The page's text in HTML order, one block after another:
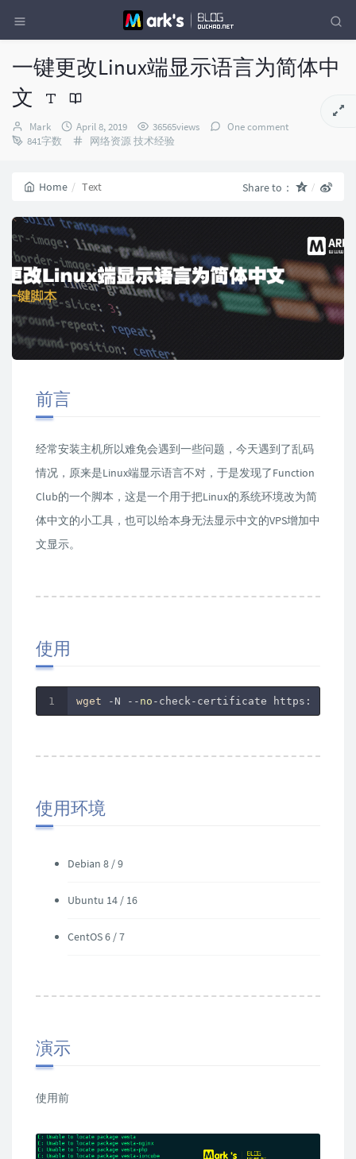
一键更改Linux端显示语言为简体中
文
Author：
Mark
发
布
April 8, 2019 36565views
One comment
841字数
Categories：
网络资源技术经验
Home Text Share to：
前言
经常安装主机所以难免会遇到一些问题，今天遇到了乱码
情况，原来是Linux端显示语言不对，于是发现了Function
Club的一个脚本，这是一个用于把Linux的系统环境改为简
体中文的小工具，也可以给本身无法显示中文的VPS增加中
文显示。
使用
wget -N -- no -check-certificate https://
使用环境
Debian 8 / 9
Ubuntu 14 / 16
CentOS 6 / 7
演示
使用前